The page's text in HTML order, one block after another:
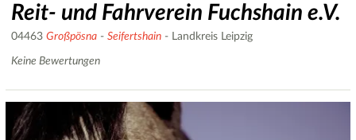
Reit- und Fahrverein Fuchshain e.V.
04463 Großpösna - Seifertshain - Landkreis Leipzig
Keine Bewertungen